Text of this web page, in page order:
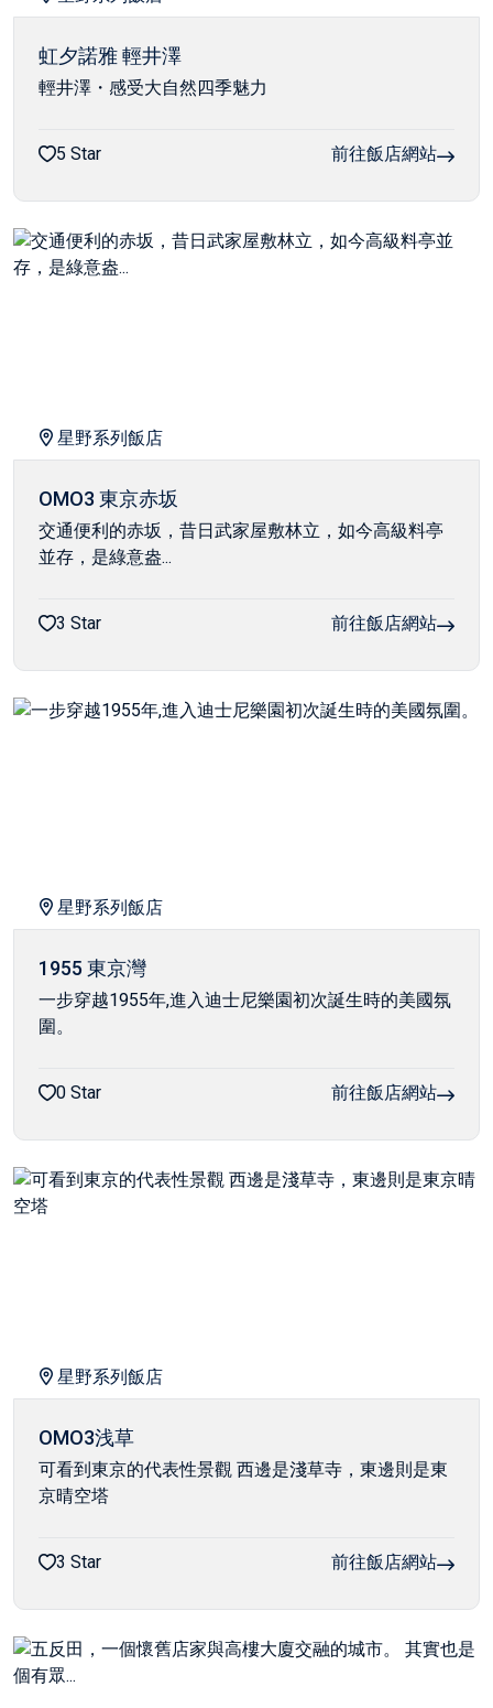
虹夕諾雅 輕井澤
輕井澤・感受大自然四季魅力
5 Star 前往飯店網站
星野系列飯店
OMO3 東京赤坂
交通便利的赤坂，昔日武家屋敷林立，如今高級料亭
並存，是綠意盎...
3 Star 前往飯店網站
星野系列飯店
1955 東京灣
一步穿越1955年,進入迪士尼樂園初次誕生時的美國氛
圍。
0 Star 前往飯店網站
星野系列飯店
OMO3浅草
可看到東京的代表性景觀 西邊是淺草寺，東邊則是東
京晴空塔
3 Star 前往飯店網站